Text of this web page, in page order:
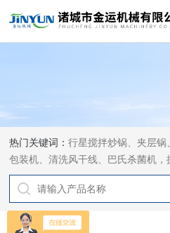
热门关键词：行星搅拌炒锅、夹层
包装机、清洗风干线、巴氏杀菌机
干机